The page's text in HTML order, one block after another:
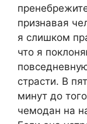
признавая
я слишком
что я
страсти. В
минут до
чемодан на